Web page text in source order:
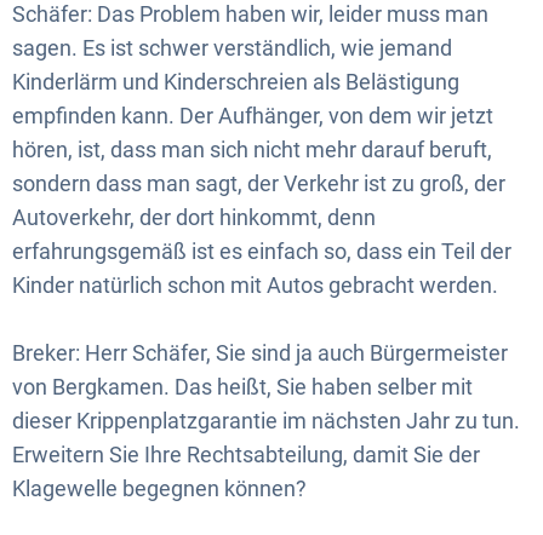
Schäfer: Das Problem haben wir, leider muss man
sagen. Es ist schwer verständlich, wie jemand
Kinderlärm und Kinderschreien als Belästigung
empfinden kann. Der Aufhänger, von dem wir jetzt
hören, ist, dass man sich nicht mehr darauf beruft,
sondern dass man sagt, der Verkehr ist zu groß, der
Autoverkehr, der dort hinkommt, denn
erfahrungsgemäß ist es einfach so, dass ein Teil der
Kinder natürlich schon mit Autos gebracht werden.
Breker: Herr Schäfer, Sie sind ja auch Bürgermeister
von Bergkamen. Das heißt, Sie haben selber mit
dieser Krippenplatzgarantie im nächsten Jahr zu tun.
Erweitern Sie Ihre Rechtsabteilung, damit Sie der
Klagewelle begegnen können?